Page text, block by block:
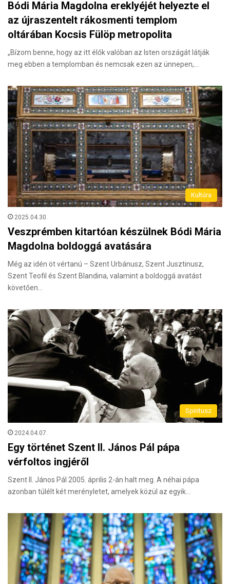
Bódi Mária Magdolna ereklyéjét helyezte el
az újraszentelt rákosmenti templom
oltárában Kocsis Fülöp metropolita
„Bízom benne, hogy az itt élők valóban az Isten országát látják
meg ebben a templomban és nemcsak ezen az ünnepen,…
Kultúra
2025.04.30.
Veszprémben kitartóan készülnek Bódi Mária
Magdolna boldoggá avatására
Még az idén öt vértanú – Szent Urbánusz, Szent Jusztinusz,
Szent Teofil és Szent Blandina, valamint a boldoggá avatást
követően…
Spiritusz
2024.04.07.
Egy történet Szent II. János Pál pápa
vérfoltos ingjéről
Szent II. János Pál 2005. április 2-án halt meg. A néhai pápa
azonban túlélt két merényletet, amelyek közül az egyik…